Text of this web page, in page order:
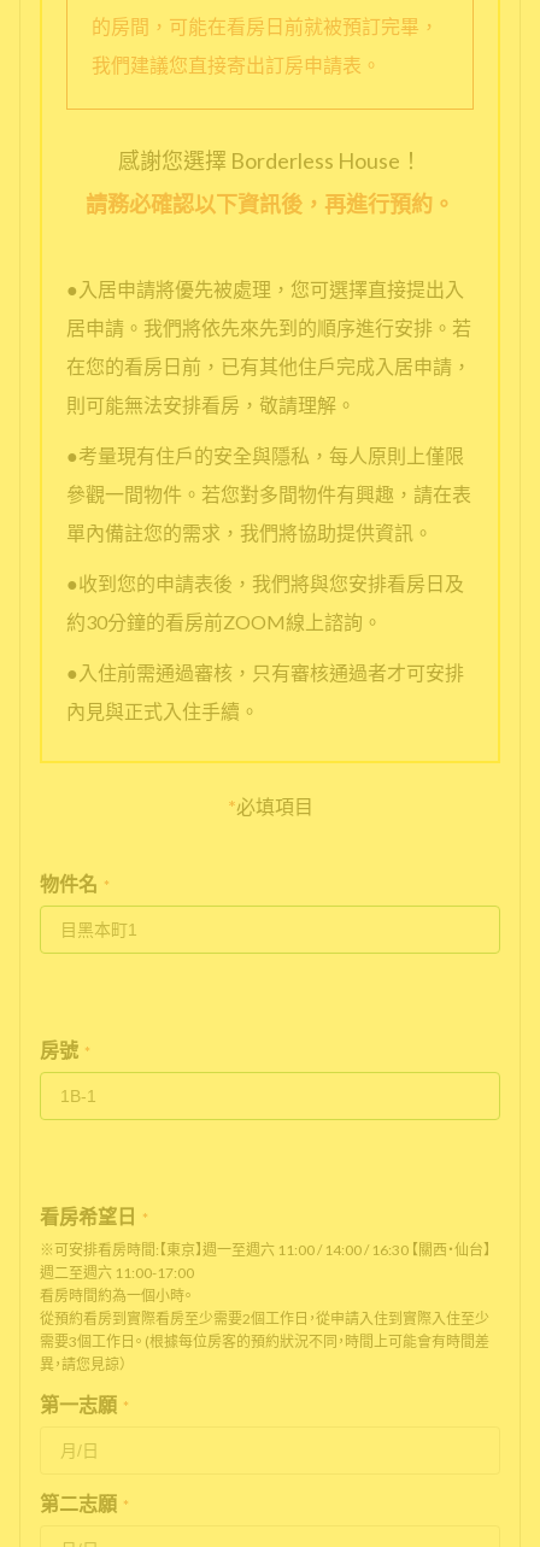
的房間，可能在看房日前就被預訂完畢，
我們建議您直接寄出訂房申請表。
感謝您選擇 Borderless House！
請務必確認以下資訊後，再進行預約。
●入居申請將優先被處理，您可選擇直接提出入
居申請。我們將依先來先到的順序進行安排。若
在您的看房日前，已有其他住戶完成入居申請，
則可能無法安排看房，敬請理解。
●考量現有住戶的安全與隱私，每人原則上僅限
參觀一間物件。若您對多間物件有興趣，請在表
單內備註您的需求，我們將協助提供資訊。
●收到您的申請表後，我們將與您安排看房日及
約30分鐘的看房前ZOOM線上諮詢。
●入住前需通過審核，只有審核通過者才可安排
內見與正式入住手續。
*必填項目
物件名 *
房號 *
看房希望日
*
※可安排看房時間:【東京】週一至週六 11:00 / 14:00 / 16:30 【關西・仙台】
週二至週六 11:00-17:00
看房時間約為一個小時。
從預約看房到實際看房至少需要2個工作日，從申請入住到實際入住至少
需要3個工作日。 (根據每位房客的預約狀況不同，時間上可能會有時間差
異，請您見諒）
第一志願 *
第二志願 *